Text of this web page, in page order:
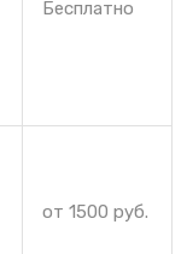
Бесплатно
от 1500 руб.